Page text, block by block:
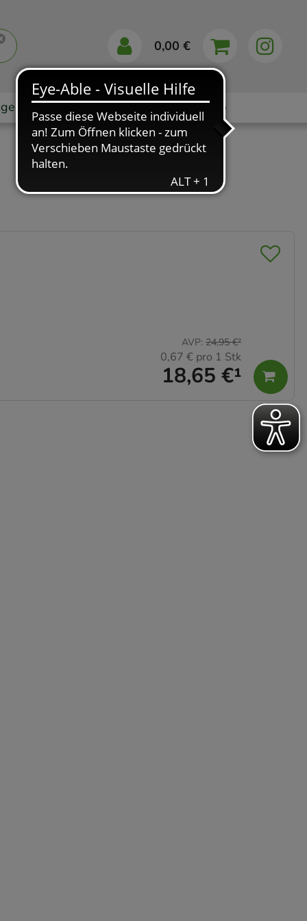
0,00 €
Markenshops Ratgeber App
18,65 €¹
AVP: 24,95 €²
0,67 € pro 1 Stk